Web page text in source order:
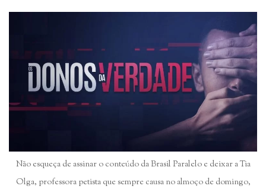
Não esqueça de assinar o conteúdo da Brasil Paralelo e deixar a Tia
Olga, professora petista que sempre causa no almoço de domingo,